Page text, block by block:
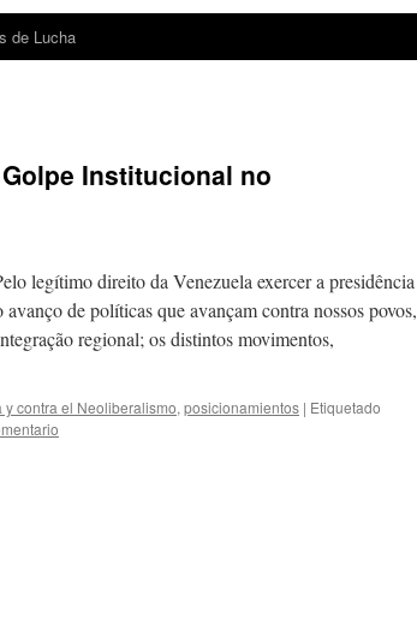
de Lucha
Institucional no
direito da Venezuela exercer a presidência
de políticas que avançam contra nossos povos,
regional; os distintos movimentos,
contra el Neoliberalismo, posicionamientos | Etiquetado